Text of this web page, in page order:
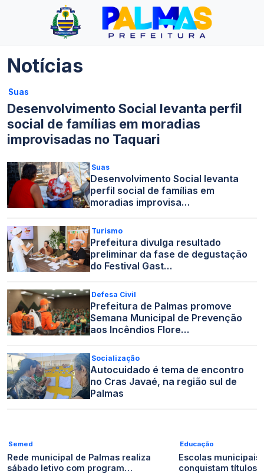
Notícias
Suas
Desenvolvimento Social levanta perfil
social de famílias em moradias
improvisadas no Taquari
Suas
Desenvolvimento Social levanta
perfil social de famílias em
moradias improvisa…
Turismo
Prefeitura divulga resultado
preliminar da fase de degustação
do Festival Gast…
Defesa Civil
Prefeitura de Palmas promove
Semana Municipal de Prevenção
aos Incêndios Flore…
Socialização
Autocuidado é tema de encontro
no Cras Javaé, na região sul de
Palmas
Semed
Rede municipal de Palmas realiza
sábado letivo com program…
Educação
Escolas municipais
conquistam títulos